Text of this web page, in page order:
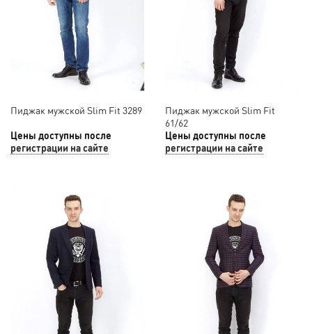
Пиджак мужской Slim Fit 3289
Цены доступны после
регистрации на сайте
Пиджак мужской Slim Fit
61/62
Цены доступны после
регистрации на сайте